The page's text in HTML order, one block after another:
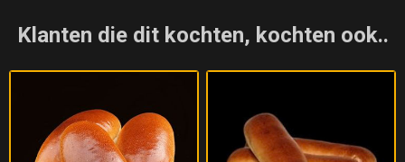
Klanten die dit kochten, kochten ook..